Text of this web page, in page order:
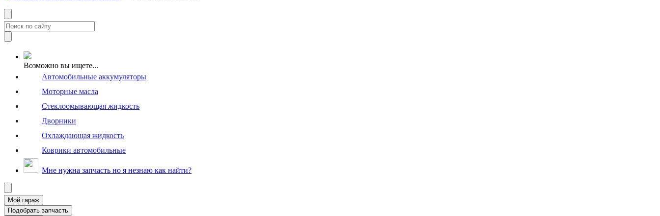
Возможно вы ищете...
Автомобильные аккумуляторы
Моторные масла
Стеклоомывающая жидкость
Дворники
Охлаждающая жидкость
Коврики автомобильные
Мне нужна запчасть но я незнаю как найти?